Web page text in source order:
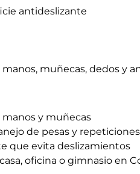
antideslizante
muñecas, dedos y
manos y muñecas
de pesas y repeticiones
que evita deslizamientos
oficina o gimnasio en